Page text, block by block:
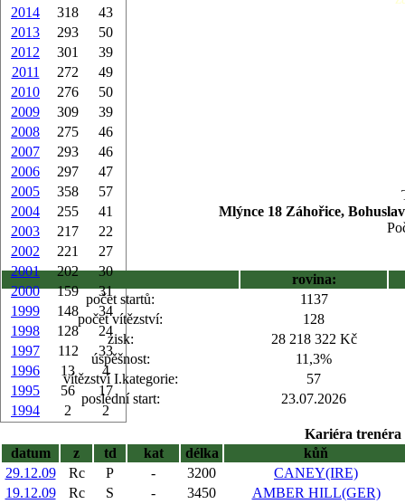
2014
318
43
2013
293
50
2012
301
39
2011
272
49
2010
276
50
2009
309
39
2008
275
46
2007
293
46
2006
297
47
2005
358
57
2004
255
41
2003
217
22
2002
221
27
2001
202
30
2000
159
31
1999
148
34
1998
128
24
1997
112
33
1996
13
4
1995
56
17
1994
2 2
Mlýnce 18 Záhořice,
rovina:
počet startů:
1137
počet vítězství:
128
zisk:
28 218 322 Kč
úspěšnost:
11,3%
vítězství I.kategorie:
57
poslední start:
23.07.2026
Kariéra trenéra
datum
z td kat délka
kůň
29.12.09
Rc P - 3200
CANEY(IRE)
19.12.09
Rc S - 3450
AMBER HILL(GER)